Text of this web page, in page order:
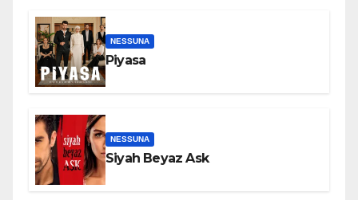
NESSUNA
Piyasa
NESSUNA
Siyah Beyaz Ask